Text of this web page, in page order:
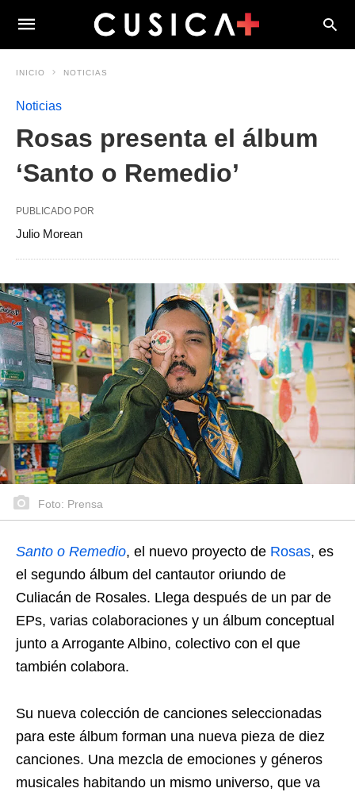
INICIO NOTICIAS
Noticias
Rosas presenta el álbum
‘Santo o Remedio’
PUBLICADO POR
Julio Morean
Foto: Prensa
Santo o Remedio, el nuevo proyecto de Rosas, es
el segundo álbum del cantautor oriundo de
Culiacán de Rosales. Llega después de un par de
EPs, varias colaboraciones y un álbum conceptual
junto a Arrogante Albino, colectivo con el que
también colabora.
Su nueva colección de canciones seleccionadas
para este álbum forman una nueva pieza de diez
canciones. Una mezcla de emociones y géneros
musicales habitando un mismo universo, que va